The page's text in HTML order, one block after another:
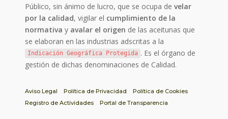
Público, sin ánimo de lucro, que se ocupa develar
por la calidad, vigilar el cumplimiento de la
normativa y avalar el origen de las aceitunas que
se elaboran en las industrias adscritas a la
Indicación Geográfica Protegida . Es el órgano de
gestión de dichas denominaciones de Calidad.
Aviso Legal Política de Privacidad
Política de Cookies
Registro de Actividades
Portal de Transparencia